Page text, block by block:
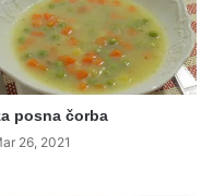
posna čorba
26, 2021